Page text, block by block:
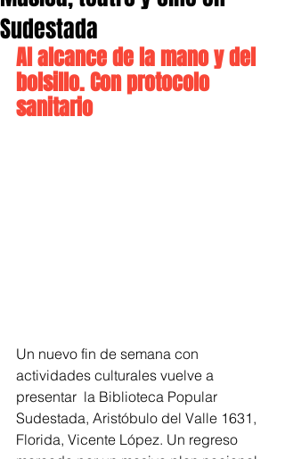
Sudestada
Al alcance de la mano y del
bolsillo. Con protocolo
sanitario
Un nuevo fin de semana con
actividades culturales vuelve a
presentar  la Biblioteca Popular
Sudestada, Aristóbulo del Valle 1631,
Florida, Vicente López. Un regreso